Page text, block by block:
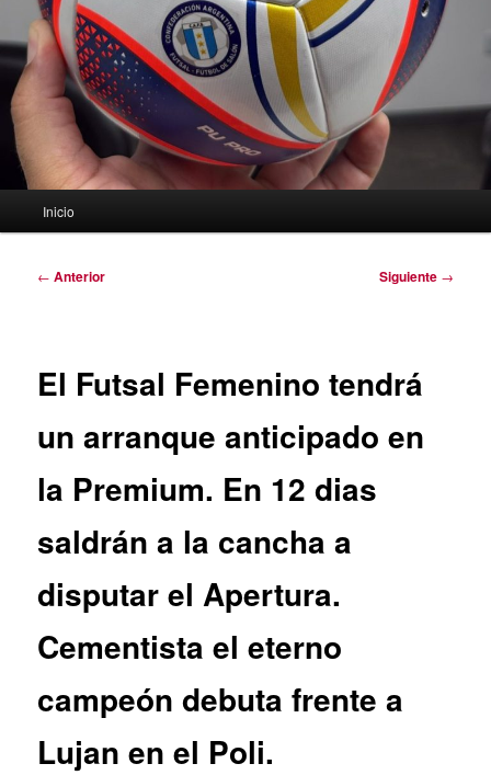
Inicio
Navegación
← Anterior Siguiente →
El Futsal Femenino tendrá
un arranque anticipado en
la Premium. En 12 dias
saldrán a la cancha a
disputar el Apertura.
Cementista el eterno
campeón debuta frente a
Lujan en el Poli.